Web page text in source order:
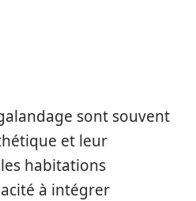
sont souvent
et leur
habitations
à intégrer